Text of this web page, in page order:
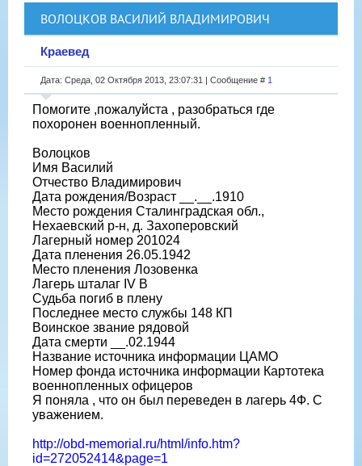
ВОЛОЦКОВ ВАСИЛИЙ ВЛАДИМИРОВИЧ
Краевед
Дата: Среда, 02 Октября 2013, 23:07:31 | Сообщение # 1
Помогите ,пожалуйста , разобраться где
похоронен военнопленный.
Волоцков
Имя Василий
Отчество Владимирович
Дата рождения/Возраст __.__.1910
Место рождения Сталинградская обл.,
Нехаевский р-н, д. Захоперовский
Лагерный номер 201024
Дата пленения 26.05.1942
Место пленения Лозовенка
Лагерь шталаг IV B
Судьба погиб в плену
Последнее место службы 148 КП
Воинское звание рядовой
Дата смерти __.02.1944
Название источника информации ЦАМО
Номер фонда источника информации Картотека
военнопленных офицеров
Я поняла , что он был переведен в лагерь 4Ф. С
уважением.
http://obd-memorial.ru/html/info.htm?
id=272052414&page=1